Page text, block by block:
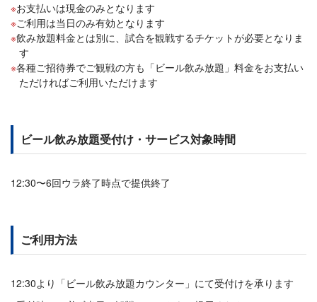
お支払いは現金のみとなります
ご利用は当日のみ有効となります
飲み放題料金とは別に、試合を観戦するチケットが必要となりま
す
各種ご招待券でご観戦の方も「ビール飲み放題」料金をお支払い
ただければご利用いただけます
ビール飲み放題受付け・サービス対象時間
12:30〜6回ウラ終了時点で提供終了
ご利用方法
12:30より「ビール飲み放題カウンター」にて受付けを承ります